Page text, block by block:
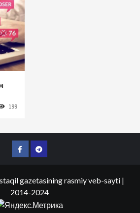
199
FacebookTelegram
gazetasining rasmiy veb-sayti |
2014-2024